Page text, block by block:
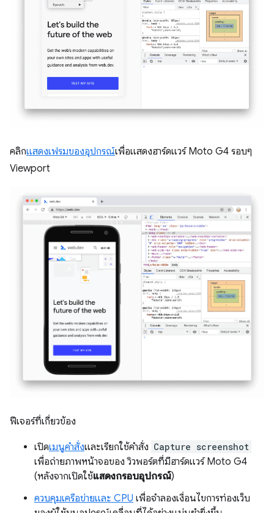
คลิกแสดงเฟรมของอุปกรณ์เพื่อแสดงฮาร์ดแวร์ Moto G4 รอบๆ
Viewport
ฟีเจอร์ที่เกี่ยวข้อง
เปิดเมนูคำสั่งและเรียกใช้คำสั่ง Capture screenshot
เพื่อถ่ายภาพหน้าจอของ วิวพอร์ตที่มีฮาร์ดแวร์ Moto G4
(หลังจากเปิดใช้แสดงกรอบอุปกรณ์)
ควบคุมเครือข่ายและ CPU เพื่อจำลองเงื่อนไขการท่องเว็บ